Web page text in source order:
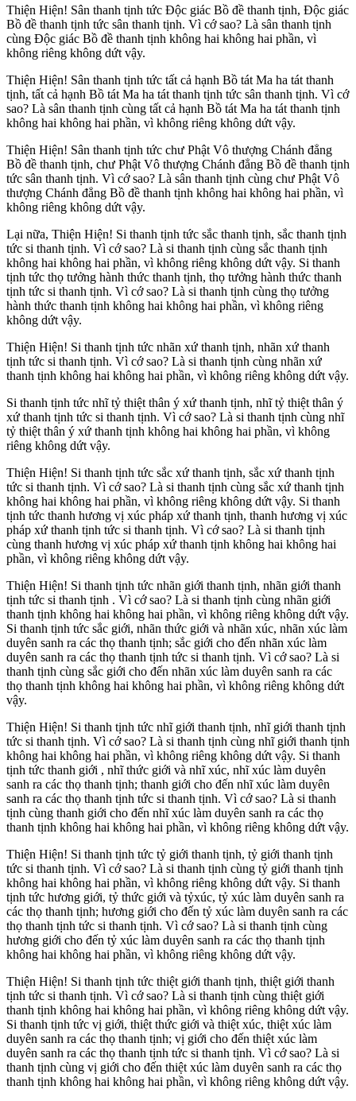
Thiện Hiện! Sân thanh tịnh tức Ðộc giác Bồ đề thanh tịnh, Ðộc giác
Bồ đề thanh tịnh tức sân thanh tịnh. Vì cớ sao? Là sân thanh tịnh
cùng Ðộc giác Bồ đề thanh tịnh không hai không hai phần, vì
không riêng không dứt vậy.
Thiện Hiện! Sân thanh tịnh tức tất cả hạnh Bồ tát Ma ha tát thanh
tịnh, tất cả hạnh Bồ tát Ma ha tát thanh tịnh tức sân thanh tịnh. Vì cớ
sao? Là sân thanh tịnh cùng tất cả hạnh Bồ tát Ma ha tát thanh tịnh
không hai không hai phần, vì không riêng không dứt vậy.
Thiện Hiện! Sân thanh tịnh tức chư Phật Vô thượng Chánh đẳng
Bồ đề thanh tịnh, chư Phật Vô thượng Chánh đẳng Bồ đề thanh tịnh
tức sân thanh tịnh. Vì cớ sao? Là sân thanh tịnh cùng chư Phật Vô
thượng Chánh đẳng Bồ đề thanh tịnh không hai không hai phần, vì
không riêng không dứt vậy.
Lại nữa, Thiện Hiện! Si thanh tịnh tức sắc thanh tịnh, sắc thanh tịnh
tức si thanh tịnh. Vì cớ sao? Là si thanh tịnh cùng sắc thanh tịnh
không hai không hai phần, vì không riêng không dứt vậy. Si thanh
tịnh tức thọ tưởng hành thức thanh tịnh, thọ tưởng hành thức thanh
tịnh tức si thanh tịnh. Vì cớ sao? Là si thanh tịnh cùng thọ tưởng
hành thức thanh tịnh không hai không hai phần, vì không riêng
không dứt vậy.
Thiện Hiện! Si thanh tịnh tức nhãn xứ thanh tịnh, nhãn xứ thanh
tịnh tức si thanh tịnh. Vì cớ sao? Là si thanh tịnh cùng nhãn xứ
thanh tịnh không hai không hai phần, vì không riêng không dứt vậy.
Si thanh tịnh tức nhĩ tỷ thiệt thân ý xứ thanh tịnh, nhĩ tỷ thiệt thân ý
xứ thanh tịnh tức si thanh tịnh. Vì cớ sao? Là si thanh tịnh cùng nhĩ
tỷ thiệt thân ý xứ thanh tịnh không hai không hai phần, vì không
riêng không dứt vậy.
Thiện Hiện! Si thanh tịnh tức sắc xứ thanh tịnh, sắc xứ thanh tịnh
tức si thanh tịnh. Vì cớ sao? Là si thanh tịnh cùng sắc xứ thanh tịnh
không hai không hai phần, vì không riêng không dứt vậy. Si thanh
tịnh tức thanh hương vị xúc pháp xứ thanh tịnh, thanh hương vị xúc
pháp xứ thanh tịnh tức si thanh tịnh. Vì cớ sao? Là si thanh tịnh
cùng thanh hương vị xúc pháp xứ thanh tịnh không hai không hai
phần, vì không riêng không dứt vậy.
Thiện Hiện! Si thanh tịnh tức nhãn giới thanh tịnh, nhãn giới thanh
tịnh tức si thanh tịnh . Vì cớ sao? Là si thanh tịnh cùng nhãn giới
thanh tịnh không hai không hai phần, vì không riêng không dứt vậy.
Si thanh tịnh tức sắc giới, nhãn thức giới và nhãn xúc, nhãn xúc làm
duyên sanh ra các thọ thanh tịnh; sắc giới cho đến nhãn xúc làm
duyên sanh ra các thọ thanh tịnh tức si thanh tịnh. Vì cớ sao? Là si
thanh tịnh cùng sắc giới cho đến nhãn xúc làm duyên sanh ra các
thọ thanh tịnh không hai không hai phần, vì không riêng không dứt
vậy.
Thiện Hiện! Si thanh tịnh tức nhĩ giới thanh tịnh, nhĩ giới thanh tịnh
tức si thanh tịnh. Vì cớ sao? Là si thanh tịnh cùng nhĩ giới thanh tịnh
không hai không hai phần, vì không riêng không dứt vậy. Si thanh
tịnh tức thanh giới , nhĩ thức giới và nhĩ xúc, nhĩ xúc làm duyên
sanh ra các thọ thanh tịnh; thanh giới cho đến nhĩ xúc làm duyên
sanh ra các thọ thanh tịnh tức si thanh tịnh. Vì cớ sao? Là si thanh
tịnh cùng thanh giới cho đến nhĩ xúc làm duyên sanh ra các thọ
thanh tịnh không hai không hai phần, vì không riêng không dứt vậy.
Thiện Hiện! Si thanh tịnh tức tỷ giới thanh tịnh, tỷ giới thanh tịnh
tức si thanh tịnh. Vì cớ sao? Là si thanh tịnh cùng tỷ giới thanh tịnh
không hai không hai phần, vì không riêng không dứt vậy. Si thanh
tịnh tức hương giới, tỷ thức giới và tỷxúc, tỷ xúc làm duyên sanh ra
các thọ thanh tịnh; hương giới cho đến tỷ xúc làm duyên sanh ra các
thọ thanh tịnh tức si thanh tịnh. Vì cớ sao? Là si thanh tịnh cùng
hương giới cho đến tỷ xúc làm duyên sanh ra các thọ thanh tịnh
không hai không hai phần, vì không riêng không dứt vậy.
Thiện Hiện! Si thanh tịnh tức thiệt giới thanh tịnh, thiệt giới thanh
tịnh tức si thanh tịnh. Vì cớ sao? Là si thanh tịnh cùng thiệt giới
thanh tịnh không hai không hai phần, vì không riêng không dứt vậy.
Si thanh tịnh tức vị giới, thiệt thức giới và thiệt xúc, thiệt xúc làm
duyên sanh ra các thọ thanh tịnh; vị giới cho đến thiệt xúc làm
duyên sanh ra các thọ thanh tịnh tức si thanh tịnh. Vì cớ sao? Là si
thanh tịnh cùng vị giới cho đến thiệt xúc làm duyên sanh ra các thọ
thanh tịnh không hai không hai phần, vì không riêng không dứt vậy.